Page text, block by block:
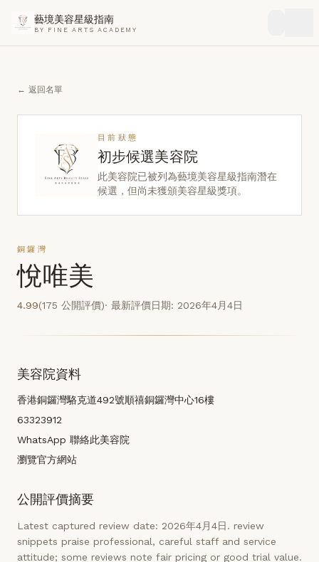
藝境美容星級指南
BY FINE ARTS ACADEMY
← 返回名單
目前狀態
初步候選美容院
此美容院已被列為藝境美容星級指南潛在
候選，但尚未獲頒美容星級獎項。
銅鑼灣
悅唯美
4.99(175 公開評價)· 最新評價日期: 2026年4月4日
美容院資料
香港銅鑼灣駱克道492號順禧銅鑼灣中心16樓
63323912
WhatsApp 聯絡此美容院
瀏覽官方網站
公開評價摘要
Latest captured review date: 2026年4月4日. review
snippets praise professional, careful staff and service
attitude; some reviews note fair pricing or good trial value.